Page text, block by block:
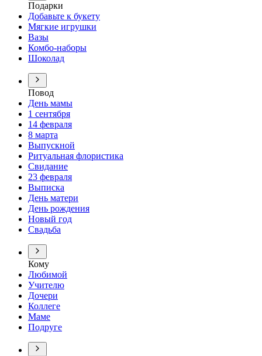
Подарки
Добавьте к букету
Мягкие игрушки
Вазы
Комбо-наборы
Шоколад
Повод
День мамы
1 сентября
14 февраля
8 марта
Выпускной
Ритуальная флористика
Свидание
23 февраля
Выписка
День матери
День рождения
Новый год
Свадьба
Кому
Любимой
Учителю
Дочери
Коллеге
Маме
Подруге